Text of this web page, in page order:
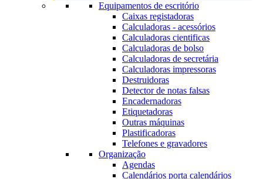
Equipamentos de escritório
Caixas registadoras
Calculadoras - acessórios
Calculadoras cientificas
Calculadoras de bolso
Calculadoras de secretária
Calculadoras impressoras
Destruidoras
Detector de notas falsas
Encadernadoras
Etiquetadoras
Outras máquinas
Plastificadoras
Telefones e gravadores
Organização
Agendas
Calendários porta calendários